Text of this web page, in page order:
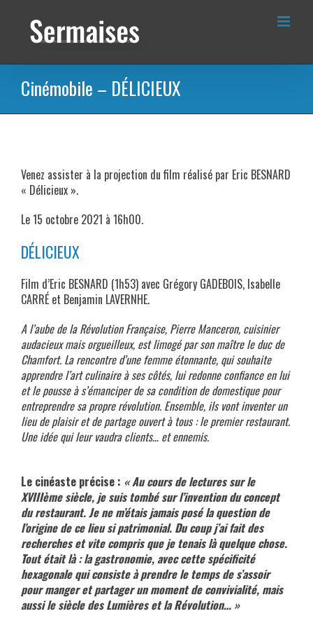
contenu
Cinémobile – DÉLICIEUX
Venez assister à la projection du film réalisé par Eric BESNARD
« Délicieux ».
Le 15 octobre 2021 à 16h00.
DÉLICIEUX
Film d’Eric BESNARD (1h53) avec Grégory GADEBOIS, Isabelle
CARRÉ et Benjamin LAVERNHE.
A l’aube de la Révolution Française, Pierre Manceron, cuisinier
audacieux mais orgueilleux, est limogé par son maître le duc de
Chamfort. La rencontre d’une femme étonnante, qui souhaite
apprendre l’art culinaire à ses côtés, lui redonne confiance en lui
et le pousse à s’émanciper de sa condition de domestique pour
entreprendre sa propre révolution. Ensemble, ils vont inventer un
lieu de plaisir et de partage ouvert à tous : le premier restaurant.
Une idée qui leur vaudra clients… et ennemis.
Le cinéaste précise : « Au cours de lectures sur le
XVIIIème siècle, je suis tombé sur l’invention du concept
du restaurant. Je ne m’étais jamais posé la question de
l’origine de ce lieu si patrimonial. Du coup j’ai fait des
recherches et vite compris que je tenais là quelque chose.
Tout était là : la gastronomie, avec cette spécificité
hexagonale qui consiste à prendre le temps de s’assoir
pour manger et partager un moment de convivialité, mais
aussi le siècle des Lumières et la Révolution… »